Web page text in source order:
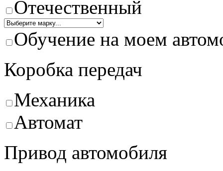
Отечественный
Обучение на моем
Коробка передач
Механика
Автомат
Привод автомобиля